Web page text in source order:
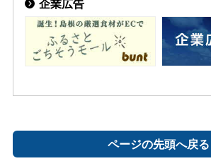
ページの先頭へ戻る